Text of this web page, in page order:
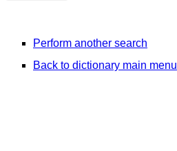
Perform another search
Back to dictionary main menu